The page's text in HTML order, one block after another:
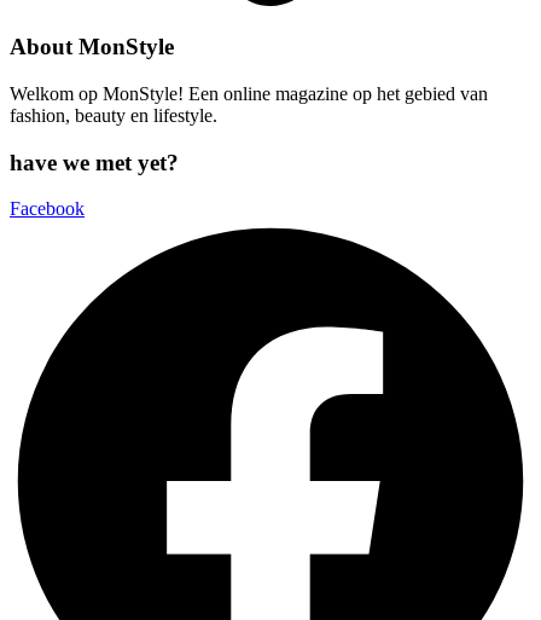
About MonStyle
Welkom op MonStyle! Een online magazine op het gebied van
fashion, beauty en lifestyle.
have we met yet?
Facebook